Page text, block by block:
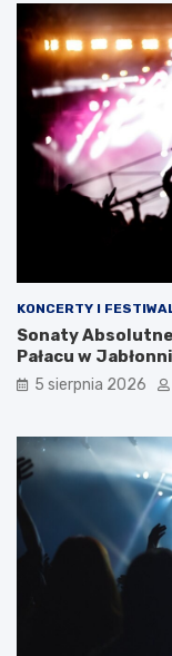
KONCERTY I
Sonaty
Pałacu w
5 sierpnia 2026